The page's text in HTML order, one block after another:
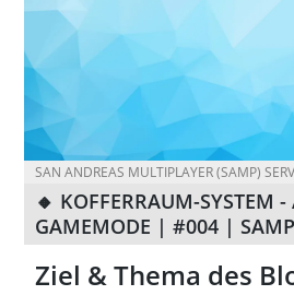
SAN ANDREAS MULTIPLAYER (SAMP)
🔸 KOFFERRAUM-SYSTEM -
GAMEMODE | #004 |
Ziel & Thema des